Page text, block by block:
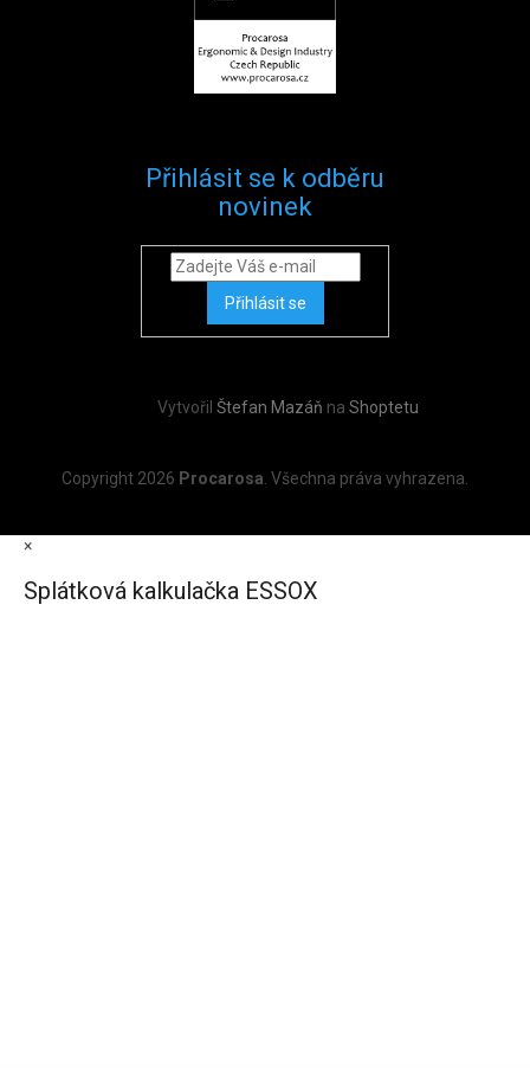
Přihlásit se k odběru
novinek
Přihlásit se
Vytvořil Štefan Mazáň na Shoptetu
Copyright 2026 Procarosa . Všechna práva vyhrazena.
×
Splátková kalkulačka ESSOX